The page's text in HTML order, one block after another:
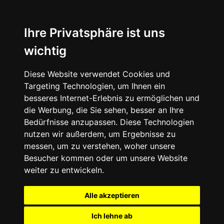
Ihre Privatsphäre ist uns
wichtig
Diese Website verwendet Cookies und
Targeting Technologien, um Ihnen ein
besseres Internet-Erlebnis zu ermöglichen und
die Werbung, die Sie sehen, besser an Ihre
Bedürfnisse anzupassen. Diese Technologien
nutzen wir außerdem, um Ergebnisse zu
messen, um zu verstehen, woher unsere
Besucher kommen oder um unsere Website
weiter zu entwickeln.
Alle akzeptieren
Ich lehne ab